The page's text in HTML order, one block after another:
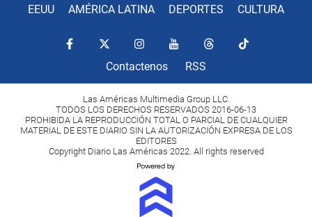
EEUU AMÉRICA LATINA DEPORTES CULTURA
Contactenos RSS
Las Américas Multimedia Group LLC.
TODOS LOS DERECHOS RESERVADOS 2016-06-13
PROHIBIDA LA REPRODUCCIÓN TOTAL O PARCIAL DE CUALQUIER
MATERIAL DE ESTE DIARIO SIN LA AUTORIZACIÓN EXPRESA DE LOS
EDITORES
Copyright Diario Las Américas 2022. All rights reserved